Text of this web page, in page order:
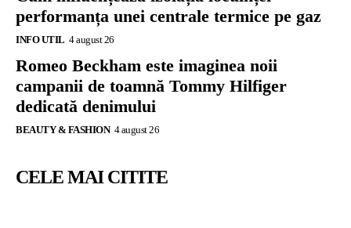
performanța unei centrale termice pe gaz
INFO UTIL 4 august 26
Romeo Beckham este imaginea noii
campanii de toamnă Tommy Hilfiger
dedicată denimului
BEAUTY & FASHION 4 august 26
CELE MAI CITITE